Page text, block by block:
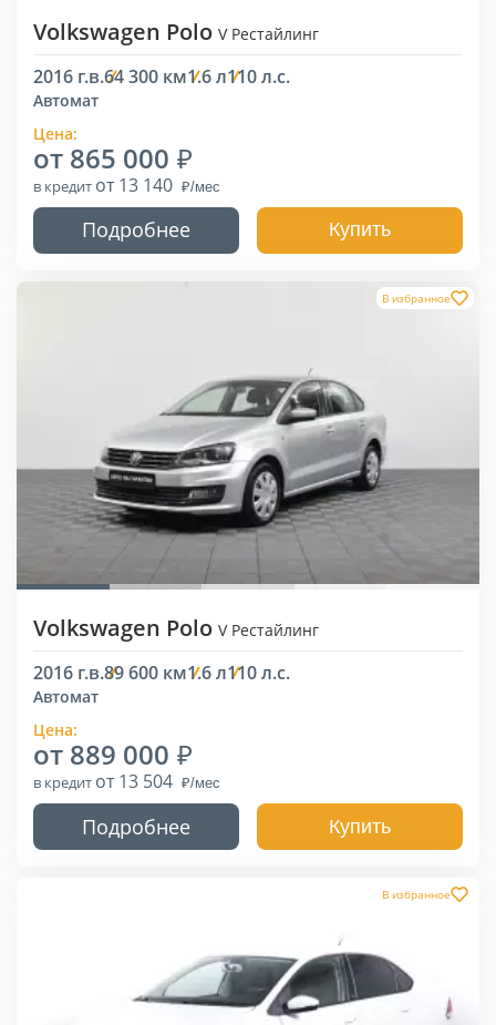
Volkswagen Polo V Рестайлинг
2016 г.в.64 300 км1.6 л110 л.с.
Автомат
Цена:
от 865 000
в кредит от 13 140
Подробнее Купить
В избранное
Volkswagen Polo V Рестайлинг
2016 г.в.89 600 км1.6 л110 л.с.
Автомат
Цена:
от 889 000
в кредит от 13 504
Подробнее Купить
В избранное